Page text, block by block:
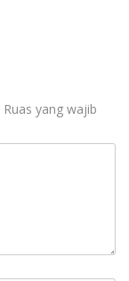
Ruas yang wajib